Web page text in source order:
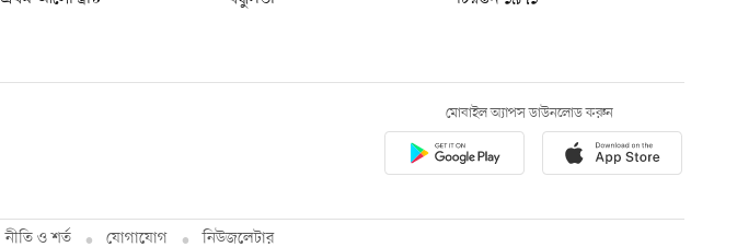
মোবাইল অ্যাপস ডাউনলোড করুন
নীতি ও শর্ত যোগাযোগ নিউজলেটার